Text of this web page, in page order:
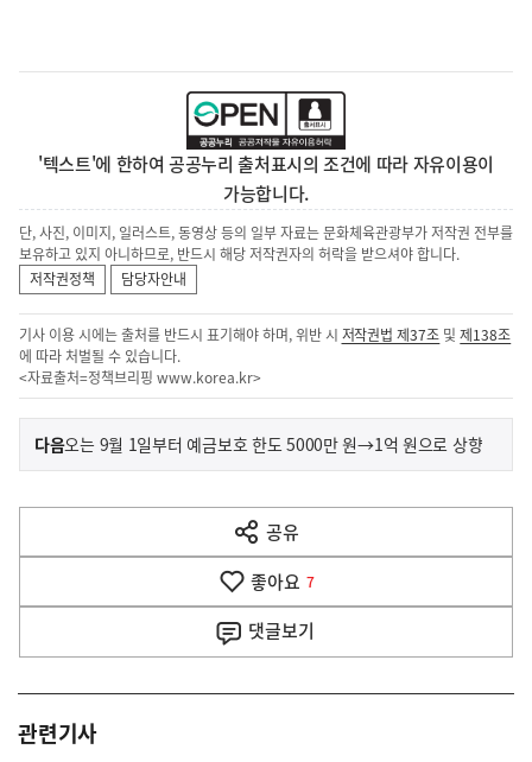
'텍스트'에 한하여 공공누리 출처표시의 조건에 따라 자유이용이
가능합니다.
단, 사진, 이미지, 일러스트, 동영상 등의 일부 자료는 문화체육관광부가 저작권 전부를
보유하고 있지 아니하므로, 반드시 해당 저작권자의 허락을 받으셔야 합니다.
저작권정책
담당자안내
기사 이용 시에는 출처를 반드시 표기해야 하며, 위반 시 저작권법 제37조 및제138조
에 따라 처벌될 수 있습니다.
<자료출처=정책브리핑 www.korea.kr>
이
전
다
음
다음기
오는 9월 1일부터 예금보호 한도 5000만 원→1억 원으로 상향
공유
열
기
좋아요 7
댓글보기
관련기사